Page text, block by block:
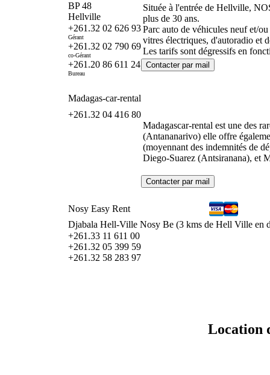
BP 48
Hellville
+261.32 02 626 93
Gérant
+261.32 02 790 69
co-Gérant
+261.20 86 611 24
Bureau
Située à l'entrée de Hellville,
plus de 30 ans.
Parc auto de véhicules neuf et/
vitres électriques, d'autoradio et
Les tarifs sont dégressifs en
Madagas-car-rental
+261.32 04 416 80
Madagascar-rental est une des
(Antananarivo) elle offre
(moyennant des indemnités de
Diego-Suarez (Antsiranana), et
Nosy Easy Rent
Djabala Hell-Ville Nosy Be (3 kms de Hell Ville en
+261.33 11 611 00
+261.32 05 399 59
+261.32 58 283 97
Location